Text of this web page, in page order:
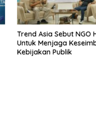
Trend Asia Sebut NGO
Untuk Menjaga
Kebijakan Publik